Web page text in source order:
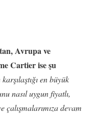
Avrupa ve
Cartier ise şu
en büyük
nasıl uygun fiyatlı,
devam